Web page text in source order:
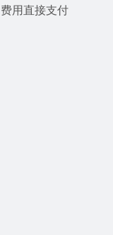
用直接支付